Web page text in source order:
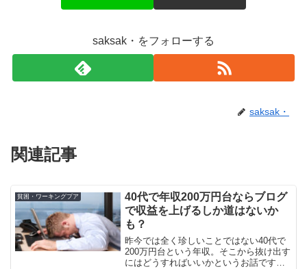
saksak・をフォローする
saksak・
関連記事
貧困・ワーキングプア
40代で年収200万円台ならブログ
で収益を上げるしか道はないか
も？
昨今では全く珍しいことではない40代で
200万円台という年収。そこから抜け出す
にはどうすればいいかというお話です。